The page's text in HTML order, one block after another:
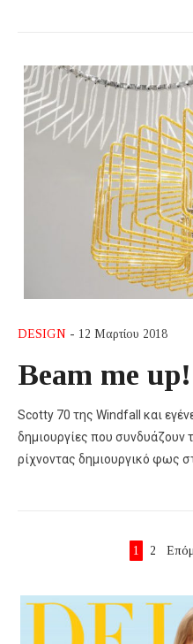
DESIGN - 12 Μαρτίου 2018
Beam me up!
Scotty 70 της Windfall και
δημιουργίες που συνδυάζουν
ρίχνοντας δημιουργικό φως
1 2